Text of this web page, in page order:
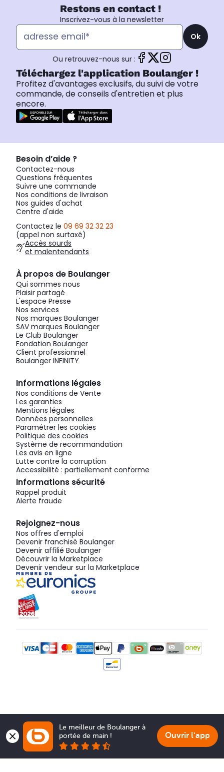
Restons en contact !
Inscrivez-vous à la newsletter
Ok
Ou retrouvez-nous sur :
Téléchargez l'application Boulanger !
Profitez d'avantages exclusifs, du suivi de votre
commande, de conseils d'entretien et plus
encore.
Besoin d’aide ?
Contactez-nous
Questions fréquentes
Suivre une commande
Nos conditions de livraison
Nos guides d'achat
Centre d'aide
Contactez le 09 69 32 32 23
(appel non surtaxé)
Accès sourds
et malentendants
À propos de Boulanger
Qui sommes nous
Plaisir partagé
L'espace Presse
Nos services
Nos marques Boulanger
SAV marques Boulanger
Le Club Boulanger
Fondation Boulanger
Client professionnel
Boulanger INFINITY
Informations légales
Nos conditions de Vente
Les garanties
Mentions légales
Données personnelles
Paramétrer les cookies
Politique des cookies
Système de recommandation
Les avis en ligne
Lutte contre la corruption
Accessibilité : partiellement conforme
Informations sécurité
Rappel produit
Alerte fraude
Rejoignez-nous
Nos offres d'emploi
Devenir franchisé Boulanger
Devenir affilié Boulanger
Découvrir la Marketplace
Devenir vendeur sur la Marketplace
Le meilleur de Boulanger à
portée de main !
Ouvrir l'app